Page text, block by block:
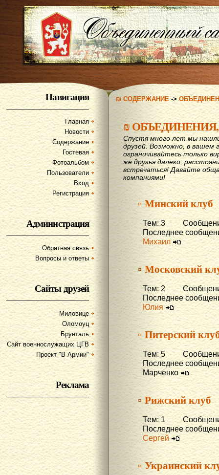
Навигация
Главная
Новости
Содержание
Гостевая
Фотоальбом
Пользователи
Вход
Регистрация
Администрация
Обратная связь
Вопросы и ответы
Сайты друзей
Миловице
Оломоуц
Брунталь
Сайт военнослужащих ЦГВ
Проект "В Армии"
Реклама
₪ СОДЕРЖАНИЕ->
₪
Спустя много лет мы
друзей. Возможно, в вашем
ограничивайтесь только
же друзья далеко,
вcтречаться! Давайте
компаниями!
▫ Минский клуб
Тем: 3
Последнее
Михаил
▫ Московский
Тем: 2
Последнее
Юлия
▫ Питерский
Тем: 5
Последнее
Марченко
▫ Рижский клуб
Тем: 1
Последнее
Сергей
▫ Украинский